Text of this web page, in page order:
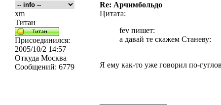
Re: Арчимбольдо
xm
Титан
Присоединился:
2005/10/2 14:57
Откуда Москва
Сообщений: 6779
Цитата:
fev пишет:
а давай те скажем Станеву:
Я ему как-то уже говорил по-